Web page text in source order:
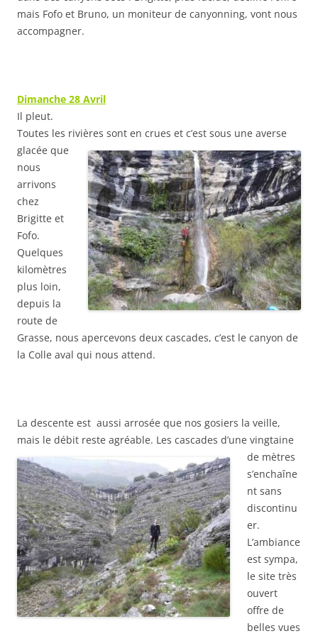
mais Fofo et Bruno, un moniteur de canyonning, vont nous
accompagner.
Dimanche 28 Avril
Il pleut.
Toutes les rivières sont en crues et c’est sous une averse
glacée que
nous
arrivons
chez
Brigitte et
Fofo.
Quelques
kilomètres
plus loin,
depuis la
route de
Grasse, nous apercevons deux cascades, c’est le canyon de
la Colle aval qui nous attend.
La descente est aussi arrosée que nos gosiers la veille,
mais le débit reste agréable. Les cascades d’une vingtaine
de mètres
s’enchaîne
nt sans
discontinu
er.
L’ambiance
est sympa,
le site très
ouvert
offre de
belles vues